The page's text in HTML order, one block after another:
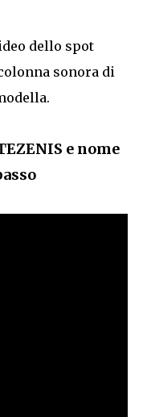
dello spot
sonora di
e nome